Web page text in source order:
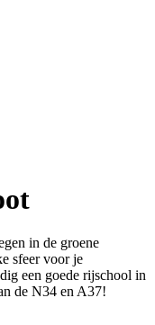
in de groene
sfeer voor je
een goede rijschool in
de N34 en A37!